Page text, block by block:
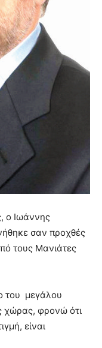
ο Ιωάννης
σαν προχθές
τους Μανιάτες
του μεγάλου
χώρας, φρονώ ότι
είναι